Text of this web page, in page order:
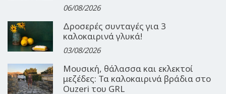
06/08/2026
Δροσερές συνταγές για 3
καλοκαιρινά γλυκά!
03/08/2026
Μουσική, θάλασσα και εκλεκτοί
μεζέδες: Τα καλοκαιρινά βράδια στο
Ouzeri του GRL